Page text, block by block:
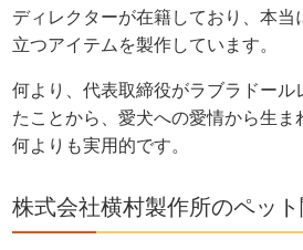
ディレクターが在籍しており、本当
立つアイテムを製作しています。
何より、代表取締役がラブラドール
たことから、愛犬への愛情から生ま
何よりも実用的です。
株式会社横村製作所のペッ